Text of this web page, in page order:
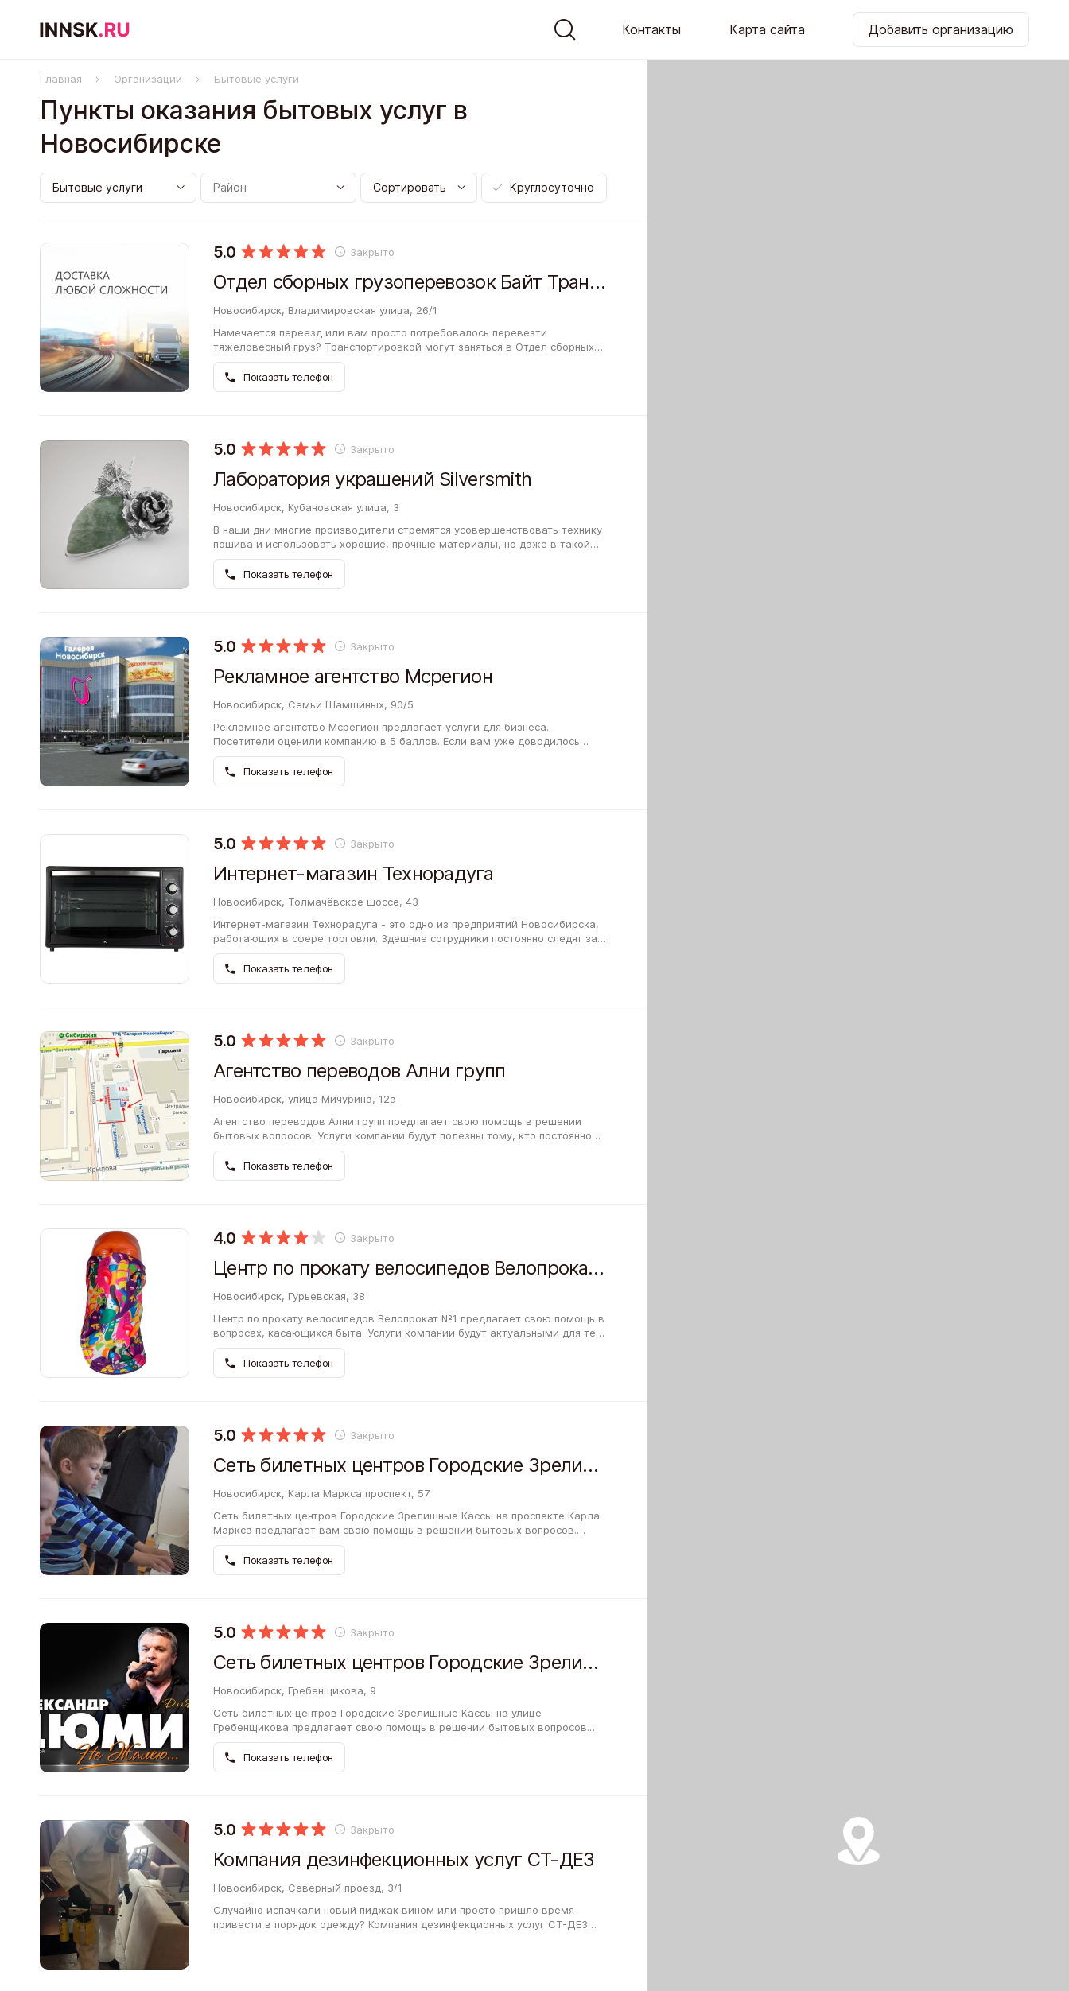
Контакты Карта сайта Добавить организацию
Главная Организации Бытовые услуги
Пункты оказания бытовых услуг в
Новосибирске
Сортировать Круглосуточно
5.0 Закрыто
Отдел сборных грузоперевозок Байт Транзит Континент на Владимировской улице
Новосибирск, Владимировская улица, 26/1
Намечается переезд или вам просто потребовалось перевезти
тяжеловесный груз? Транспортировкой могут заняться в Отдел сборных
грузоперевозок Байт Транзит Континент на Владимировской улице. Вы…
Показать телефон
5.0 Закрыто
Лаборатория украшений Silversmith
Новосибирск, Кубановская улица, 3
В наши дни многие производители стремятся усовершенствовать технику
пошива и использовать хорошие, прочные материалы, но даже в такой
ситуации периодически возникает необходимость подобрать новую…
Показать телефон
5.0 Закрыто
Рекламное агентство Мсрегион
Новосибирск, Семьи Шамшиных, 90/5
Рекламное агентство Мсрегион предлагает услуги для бизнеса.
Посетители оценили компанию в 5 баллов. Если вам уже доводилось
бывать здесь, вы можете рассказать про Рекламное агентство Мсрегион,
Показать телефон
5.0 Закрыто
Интернет-магазин Технорадуга
Новосибирск, Толмачёвское шоссе, 43
Интернет-магазин Технорадуга - это одно из предприятий Новосибирска,
работающих в сфере торговли. Здешние сотрудники постоянно следят за
ассортиментом и стремятся сделать так, чтобы в наличии…
Показать телефон
5.0 Закрыто
Агентство переводов Ални групп
Новосибирск, улица Мичурина, 12а
Агентство переводов Ални групп предлагает свою помощь в решении
бытовых вопросов. Услуги компании будут полезны тому, кто постоянно
занят работой и не имеет никакого желания заниматься
дополнительными…
Показать телефон
4.0 Закрыто
Центр по прокату велосипедов Велопрокат №1
Новосибирск, Гурьевская, 38
Центр по прокату велосипедов Велопрокат №1 предлагает свою помощь в
вопросах, касающихся быта. Услуги компании будут актуальными для тех,
кто большую часть времени занят работой и не испытывает…
Показать телефон
5.0 Закрыто
Сеть билетных центров Городские Зрелищные Кассы на проспекте Карла Маркса
Новосибирск, Карла Маркса проспект, 57
Сеть билетных центров Городские Зрелищные Кассы на проспекте Карла
Маркса предлагает вам свою помощь в решении бытовых вопросов.
Услуги компании будут полезны тому, кто вплотную занят своей…
Показать телефон
5.0 Закрыто
Сеть билетных центров Городские Зрелищные Кассы на улице Гребенщикова
Новосибирск, Гребенщикова, 9
Сеть билетных центров Городские Зрелищные Кассы на улице
Гребенщикова предлагает свою помощь в решении бытовых вопросов.
Услуги компании окажутся полезными для того, кто вплотную занят
своей…Показать телефон
5.0 Закрыто
Компания дезинфекционных услуг СТ-ДЕЗ
Новосибирск, Северный проезд, 3/1
Случайно испачкали новый пиджак вином или просто пришло время
привести в порядок одежду? Компания дезинфекционных услуг СТ-ДЕЗ